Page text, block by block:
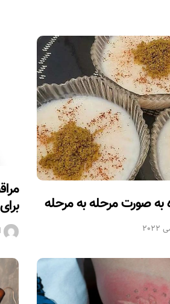
به صورت مرحله به مرحله